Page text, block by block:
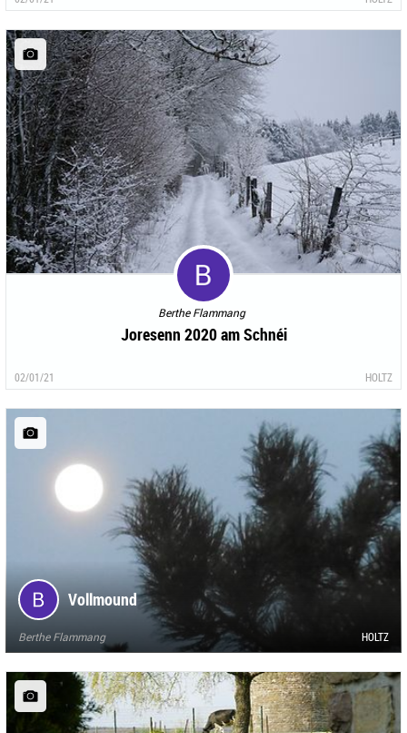
Berthe Flammang
Joresenn 2020 am Schnéi
02/01/21 HOLTZ
Vollmound
Berthe Flammang HOLTZ